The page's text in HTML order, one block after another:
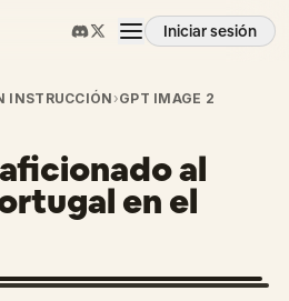
Iniciar sesión
INSTRUCCIÓN ›GPT IMAGE 2
al
en el